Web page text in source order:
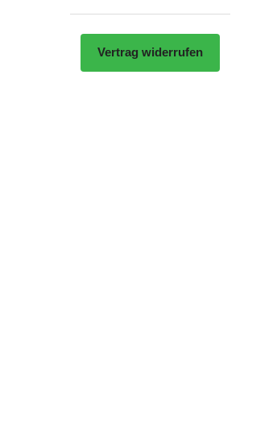
Vertrag widerrufen